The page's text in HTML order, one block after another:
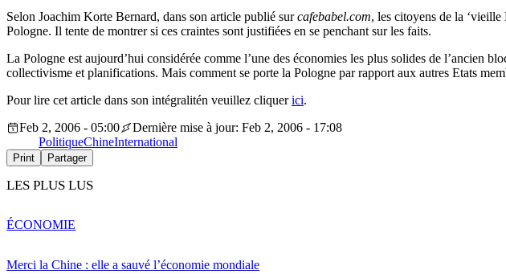
Selon Joachim Korte Bernard, dans son article publié surcafebabel.com, les citoyens de la ‘vieille
Pologne. Il tente de montrer si ces craintes sont justifiées en se penchant sur les faits.
La Pologne est aujourd’hui considérée comme l’une des économies les plus solides de l’ancien
collectivisme et planifications. Mais comment se porte la Pologne par rapport aux autres Etats
Pour lire cet article dans son intégralitén veuillez cliquerici.
Feb 2, 2006 - 05:00
Dernière mise à jour: Feb 2, 2006 - 17:08
PolitiqueChineInternational
Print Partager
LES PLUS LUS
Merci la Chine : elle a sauvé l’économie mondiale
ÉCONOMIE